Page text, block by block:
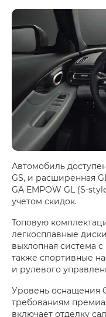
Автомобиль
GS, и расширенная
GA EMPOW GL (S-
учетом скидок.
Топовую
легкосплавные
выхлопная система
также спортивные
и рулевого
Уровень оснащения
требованиям
включает отделку